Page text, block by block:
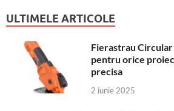
ULTIMELE ARTICOLE
Fierastrau
pentru orice
precisa
2 iunie 2025